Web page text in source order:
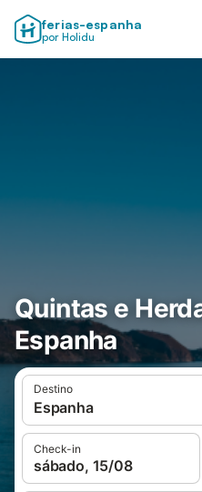
ferias-espanha
por Holidu
Quintas e
Espanha
Destino
Espanha
Check-in
sábado, 15/08